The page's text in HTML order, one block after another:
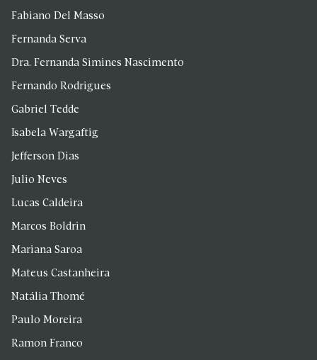
Fabiano Del Masso
Fernanda Serva
Dra. Fernanda Simines Nascimento
Fernando Rodrigues
Gabriel Tedde
Isabela Wargaftig
Jefferson Dias
Julio Neves
Lucas Caldeira
Marcos Boldrin
Mariana Saroa
Mateus Castanheira
Natália Thomé
Paulo Moreira
Ramon Franco